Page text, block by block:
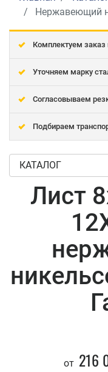
Нержавеющий
Комплектуем заказ
Уточняем марку
Согласовываем
Подбираем
КАТАЛОГ
Лист
от 216